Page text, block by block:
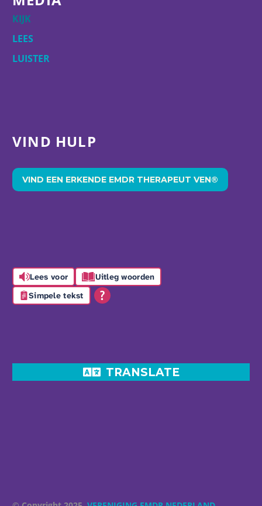
KIJK
LEES
LUISTER
VIND HULP
VIND EEN ERKENDE EMDR THERAPEUT VEN®
Lees voor
Uitleg woorden
Simpele tekst
TRANSLATE